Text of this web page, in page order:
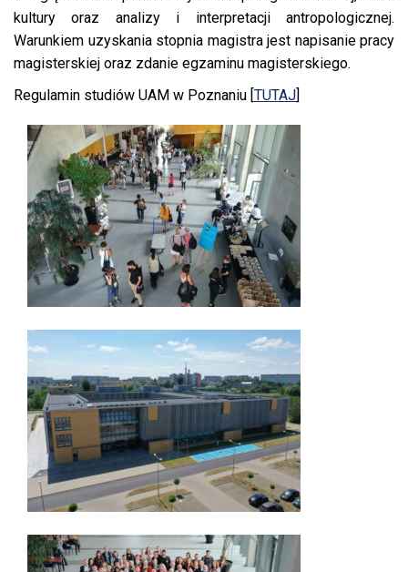
kultury oraz analizy i interpretacji antropologicznej.
Warunkiem uzyskania stopnia magistra jest napisanie pracy
magisterskiej oraz zdanie egzaminu magisterskiego.
Regulamin studiów UAM w Poznaniu [TUTAJ]